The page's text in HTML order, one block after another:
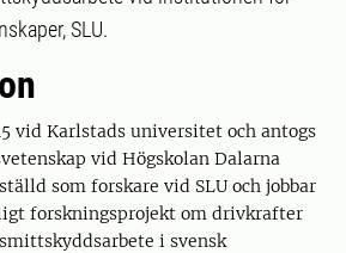
SLU.
vid Karlstads universitet och antogs
vid Högskolan Dalarna
som forskare vid SLU och jobbar
forskningsprojekt om drivkrafter
i svensk